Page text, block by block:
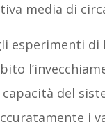
media di
esperimenti
del
i